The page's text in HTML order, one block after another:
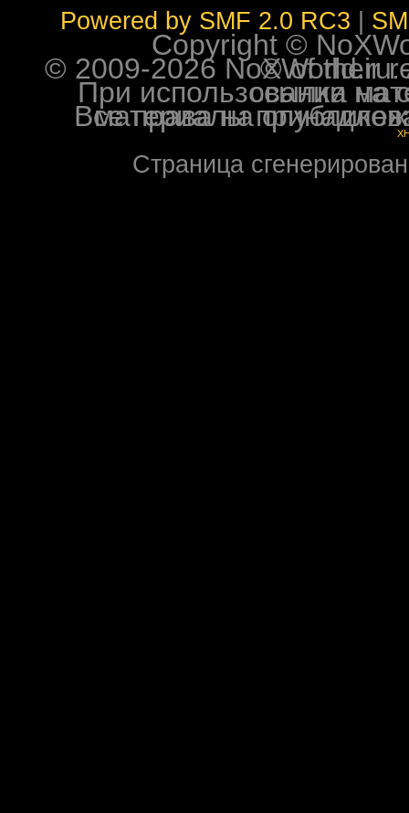
Powered by SMF 2.0 RC3
Copyright ©
© 2009-2026 NoXWorld.ru. All
При использовании
Все права на опубликованные на форуме
Страница